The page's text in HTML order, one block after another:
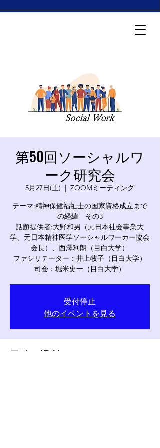
第50回ソーシャルワ
ーク研究会
5月27日(土)
  |
ZOOMミーティング
テーマ:精神保健福祉士の国家資格成立まで
の経緯 その3
話題提供者:大野和男（元日本社会事業大
学、元日本精神医学ソーシャルワーカー協会
会長）、西澤利朗（目白大学）
ファシリテーター：井上牧子（目白大学）
司会：堀米史一（目白大学）
受付停止
他のイベントを見る
日時・場所